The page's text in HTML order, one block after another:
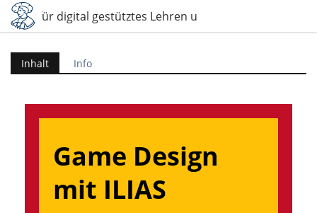
Ideen für digital gestütztes Lehren und Lernen
Inhalt Info
Game Design
mit ILIAS